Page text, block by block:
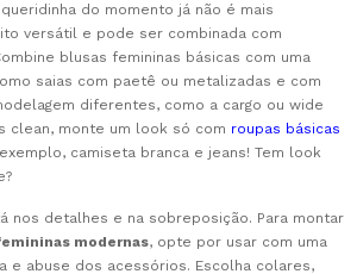
do momento já não é mais
versátil e pode ser combinada com
blusas femininas básicas com uma
saias com paetê ou metalizadas e com
diferentes, como a cargo ou wide
clean, monte um look só com roupas básicas
camiseta branca e jeans! Tem look
nos detalhes e na sobreposição. Para montar
modernas, opte por usar com uma
e abuse dos acessórios. Escolha colares,